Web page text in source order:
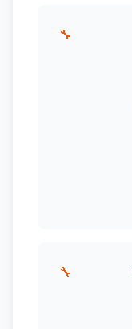
🔧
🔧